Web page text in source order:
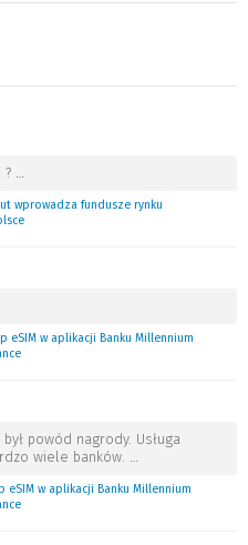
? …
wprowadza fundusze rynku
eSIM w aplikacji Banku Millennium
powód nagrody. Usługa
wiele banków. …
eSIM w aplikacji Banku Millennium